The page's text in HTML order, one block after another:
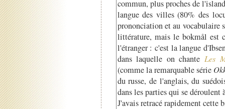
commun, plus proches de
langue des villes (80% des
prononciation et au vocabulaire
littérature, mais le bokmål est
l'étranger : c'est la langue
dans laquelle on chanteLes
(comme la remarquable série
du russe, de l'anglais, du
dans les parties qui se
J'avais retracé rapidement cette